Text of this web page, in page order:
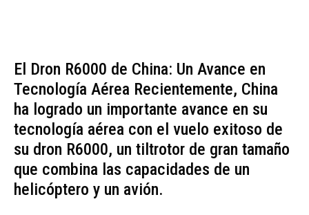
El Dron R6000 de China: Un Avance en
Tecnología Aérea Recientemente, China
ha logrado un importante avance en su
tecnología aérea con el vuelo exitoso de
su dron R6000, un tiltrotor de gran tamaño
que combina las capacidades de un
helicóptero y un avión.